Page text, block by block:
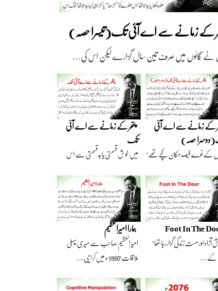
کے زمانے سے اے آئی تک(تیسرا حصہ)
نے گائوں میں صرف تین سال گزارے لیکن اس کی…
کے زمانے سے اے آئی
حصہ)
کے نوے فیصد مکان کچے تھے‘
پتھر کے زمانے سے اے آئی
تک
میں خوش قسمتی یا بدقسمتی سے اس
Foot In The
آزاد اور مست زندگی گزار رہا تھا‘
کے…
ہمارا امیرالعظیم
امیرالعظیم صاحب سے میری پہلی
ملاقات 1997ء میں کراچی…